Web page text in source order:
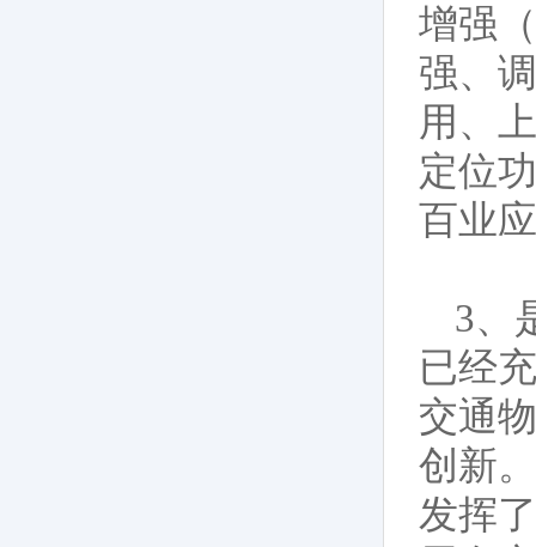
增强
强、
用、
定位
百业
3、
已经
交通
创新
发挥